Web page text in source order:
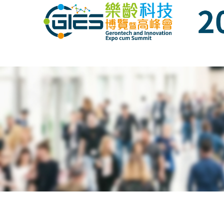
Date: Expo: 23-26 Nov 2023, Venue: Hall